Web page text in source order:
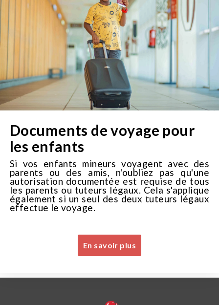
Documents de voyage pour
les enfants
Si vos enfants mineurs voyagent avec des
parents ou des amis, n'oubliez pas qu'une
autorisation documentée est requise de tous
les parents ou tuteurs légaux. Cela s'applique
également si un seul des deux tuteurs légaux
effectue le voyage.
En savoir plus